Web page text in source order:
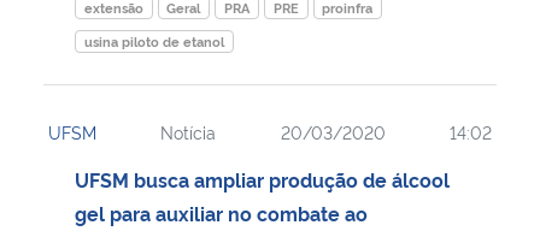
Ministério do Desenvolvimento Regional
Ministério da Mulher, da Família e dos Direitos Humanos
extensão
Geral PRA PRE
proinfra
usina piloto de etanol
UFSM Notícia 20/03/2020 14:02
UFSM busca ampliar produção de álcool
gel para auxiliar no combate ao